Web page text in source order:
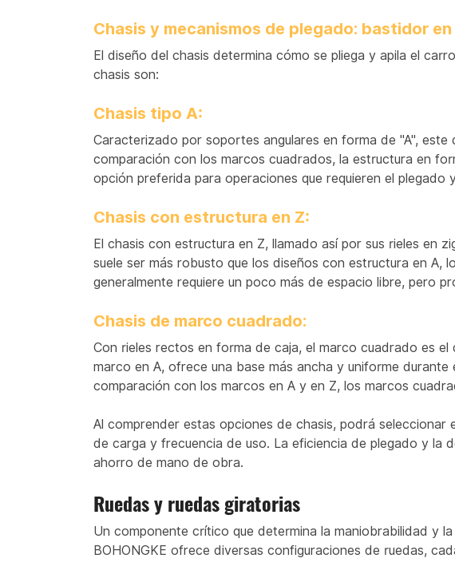
Chasis y mecanismos de plegado: bastidor
El diseño del chasis determina cómo se pliega y apila el
chasis son:
Chasis tipo A:
Caracterizado por soportes angulares en forma de "A",
comparación con los marcos cuadrados, la estructura en
opción preferida para operaciones que requieren el
Chasis con estructura en Z:
El chasis con estructura en Z, llamado así por sus rieles en
suele ser más robusto que los diseños con estructura en
generalmente requiere un poco más de espacio libre, pero
Chasis de marco cuadrado:
Con rieles rectos en forma de caja, el marco cuadrado es
marco en A, ofrece una base más ancha y uniforme
comparación con los marcos en A y en Z, los marcos
Al comprender estas opciones de chasis, podrá
de carga y frecuencia de uso. La eficiencia de plegado y la
ahorro de mano de obra.
Ruedas y ruedas giratorias
Un componente crítico que determina la maniobrabilidad y
BOHONGKE ofrece diversas configuraciones de ruedas,